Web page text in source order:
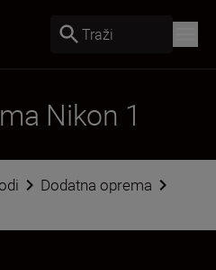
Traži
Nikon 1
Dodatna oprema